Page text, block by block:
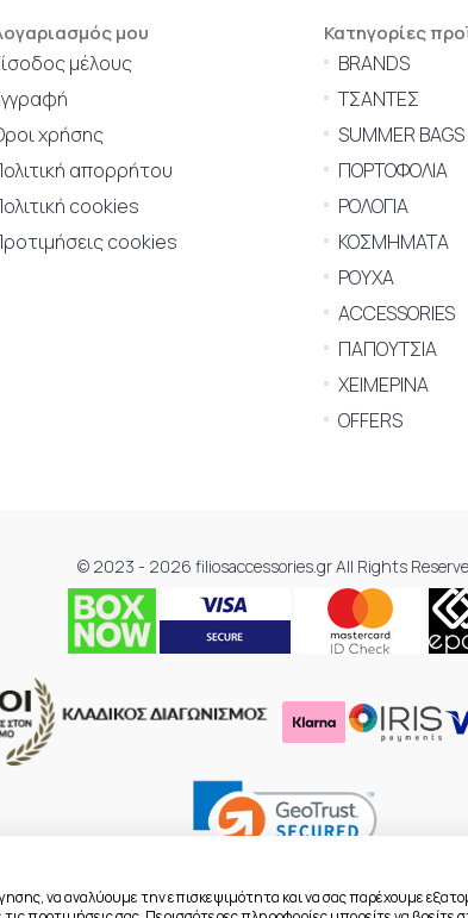
μου
μέλους
χρήσης
απορρήτου
cookies
cookies
Κατηγορίες
BRANDS
ΤΣΑΝΤΕΣ
SUMMER BAGS
ΠΟΡΤΟΦΟΛΙΑ
ΡΟΛΟΓΙΑ
ΚΟΣΜΗΜΑΤΑ
ΡΟΥΧΑ
ACCESSORIES
ΠΑΠΟΥΤΣΙΑ
ΧΕΙΜΕΡΙΝΑ
OFFERS
© 2023 - 2026 filiosaccessories.gr All Rights
να αναλύουμε την επισκεψιμότητα και να σας παρέχουμε